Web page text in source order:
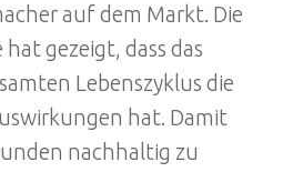
auf dem Markt. Die
gezeigt, dass das
Lebenszyklus die
hat. Damit
nachhaltig zu